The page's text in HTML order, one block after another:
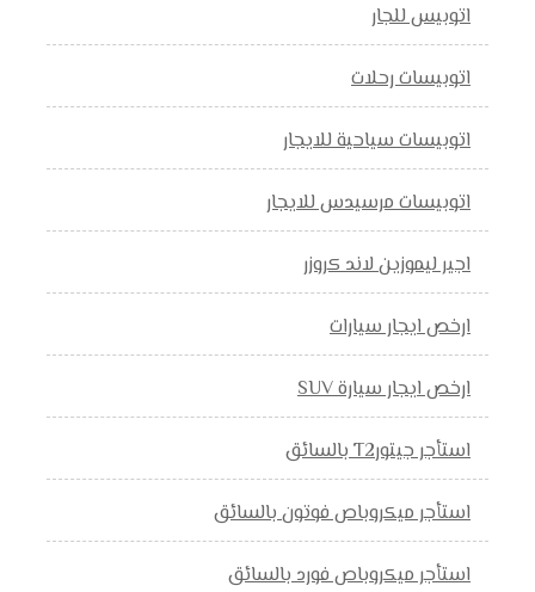
اتوبيس للجار
اتوبيسات رحلات
اتوبيسات سياحية للايجار
اتوبيسات مرسيدس للايجار
اجير ليموزين لاند كروزر
ارخص ايجار سيارات
ارخص ايجار سيارة SUV
استأجر جيتورT2 بالسائق
استأجر ميكروباص فوتون بالسائق
استأجر ميكروباص فورد بالسائق